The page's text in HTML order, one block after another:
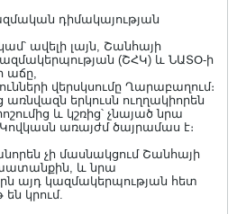
դիմակայության
ավելի լայն, Շանհայի
(ՇՀԿ) և ՆԱՏՕ-ի
աճը,
վերսկսումը Ղարաբաղում։
երկուսն ուղղակիորեն
և կշռից՝ չնայած նրա
առայժմ ծայրամաս է։
չի մասնակցում Շանհայի
և նրա
այդ կազմակերպության հետ
են կրում.